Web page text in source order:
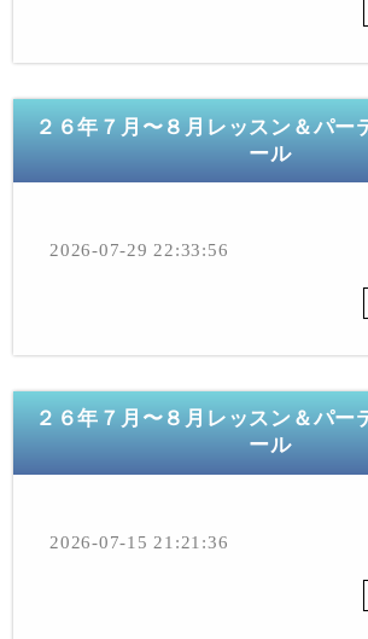
２６年７月〜８月レッスン＆パー
ール
2026-07-29 22:33:56
２６年７月〜８月レッスン＆パー
ール
2026-07-15 21:21:36